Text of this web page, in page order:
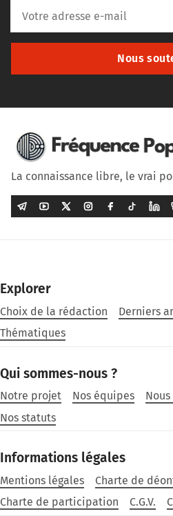
Nous
La connaissance libre, le vrai
Explorer
Choix de la rédaction Derniers
Thématiques
Qui sommes-nous ?
Notre projet Nos équipes
Nos statuts
Informations légales
Mentions légales
Charte de
Charte de participation
C.G.V.